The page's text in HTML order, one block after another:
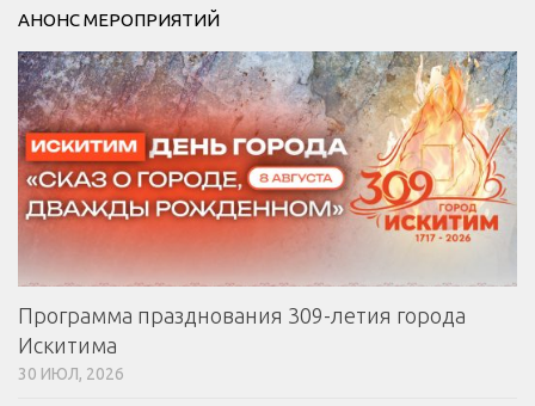
АНОНС МЕРОПРИЯТИЙ
Программа празднования 309-летия города
Искитима
30 ИЮЛ, 2026